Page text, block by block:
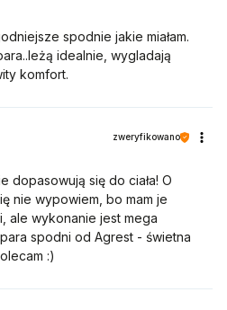
spodnie jakie miałam.
idealnie, wygladają
komfort.
zweryfikowano
dopasowują się do ciała! O
nie wypowiem, bo mam je
ale wykonanie jest mega
spodni od Agrest - świetna
:)